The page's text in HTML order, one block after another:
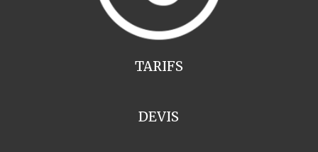
TARIFS
DEVIS